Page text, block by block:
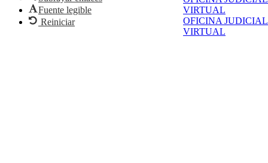
VIRTUAL
OFICINA JUDICIAL
VIRTUAL
Fuente legible
Reiniciar